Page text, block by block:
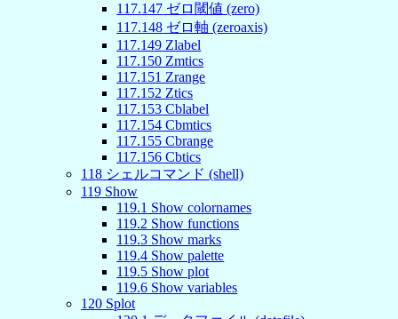
117.147 ゼロ閾値 (zero)
117.148 ゼロ軸 (zeroaxis)
117.149 Zlabel
117.150 Zmtics
117.151 Zrange
117.152 Ztics
117.153 Cblabel
117.154 Cbmtics
117.155 Cbrange
117.156 Cbtics
118 シェルコマンド (shell)
119 Show
119.1 Show colornames
119.2 Show functions
119.3 Show marks
119.4 Show palette
119.5 Show plot
119.6 Show variables
120 Splot